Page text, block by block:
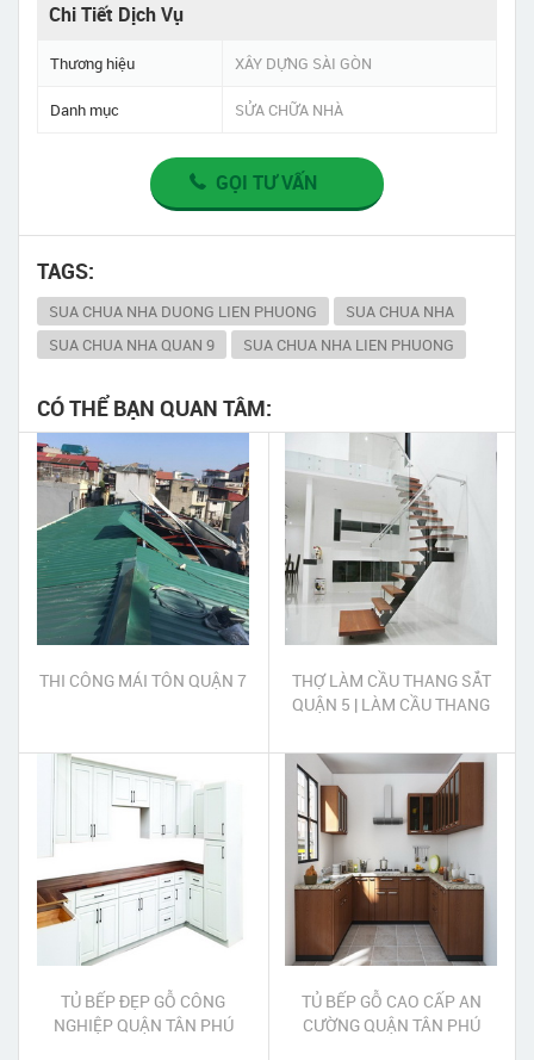
Chi Tiết Dịch Vụ
Thương hiệu XÂY DỰNG SÀI GÒN
Danh mục SỬA CHỮA NHÀ
GỌI TƯ VẤN
TAGS:
SUA CHUA NHA DUONG LIEN PHUONG
SUA CHUA NHA
SUA CHUA NHA QUAN 9
SUA CHUA NHA LIEN PHUONG
CÓ THỂ BẠN QUAN TÂM:
THI CÔNG MÁI TÔN QUẬN 7
THỢ LÀM CẦU THANG SẮT
QUẬN 5 | LÀM CẦU THANG
TỦ BẾP ĐẸP GỖ CÔNG
NGHIỆP QUẬN TÂN PHÚ
TỦ BẾP GỖ CAO CẤP AN
CƯỜNG QUẬN TÂN PHÚ